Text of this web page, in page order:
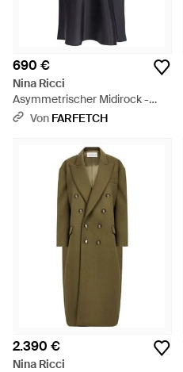
690 €
Nina Ricci
Asymmetrischer Midirock -
BlauVon FARFETCH
2.390 €
Nina Ricci